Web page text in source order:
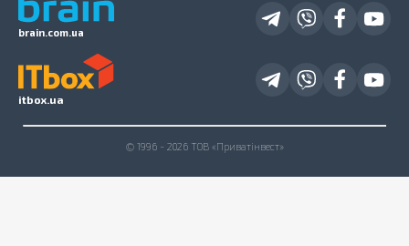
brain.com.ua
itbox.ua
© 1996 - 2026 ТОВ «Приватінвест»